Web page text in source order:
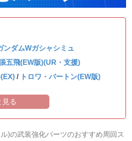
ンダムWガシャシミュ
五飛(EW版)(UR・支援)
/ トロワ・バートン(EW版)
ブラ
見る
)の武装強化パーツのおすすめ周回ス